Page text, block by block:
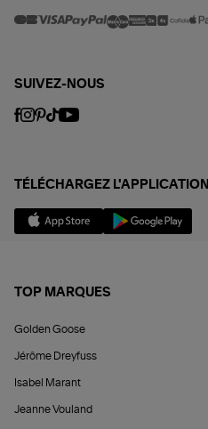
SUIVEZ-NOUS
TÉLÉCHARGEZ L'APPLICATION
TOP MARQUES
Golden Goose
Jérôme Dreyfuss
Isabel Marant
Jeanne Vouland